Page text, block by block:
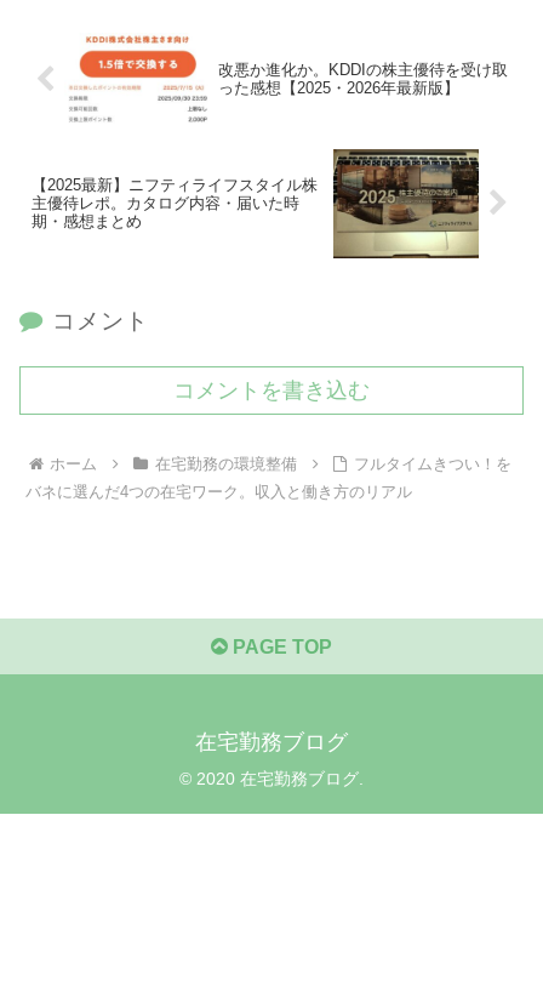
改悪か進化か。KDDIの株主優待を受け取
った感想【2025・2026年最新版】
【2025最新】ニフティライフスタイル株
主優待レポ。カタログ内容・届いた時
期・感想まとめ
コメント
コメントを書き込む
ホーム 在宅勤務の環境整備
フルタイムきつい！を
バネに選んだ4つの在宅ワーク。収入と働き方のリアル
PAGE TOP
在宅勤務ブログ
© 2020 在宅勤務ブログ.